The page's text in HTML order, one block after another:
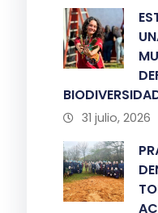
31 julio, 2026